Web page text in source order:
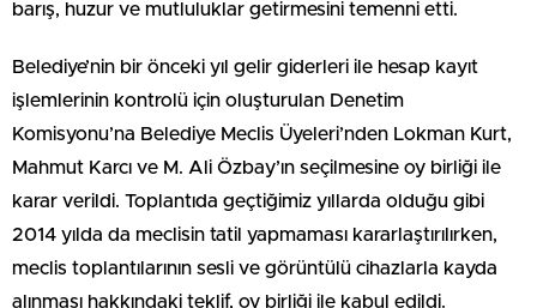
barış, huzur ve mutluluklar getirmesini temenni etti.
Belediye’nin bir önceki yıl gelir giderleri ile hesap kayıt
işlemlerinin kontrolü için oluşturulan Denetim
Komisyonu’na Belediye Meclis Üyeleri’nden Lokman Kurt,
Mahmut Karcı ve M. Ali Özbay’ın seçilmesine oy birliği ile
karar verildi. Toplantıda geçtiğimiz yıllarda olduğu gibi
2014 yılda da meclisin tatil yapmaması kararlaştırılırken,
meclis toplantılarının sesli ve görüntülü cihazlarla kayda
alınması hakkındaki teklif, oy birliği ile kabul edildi.